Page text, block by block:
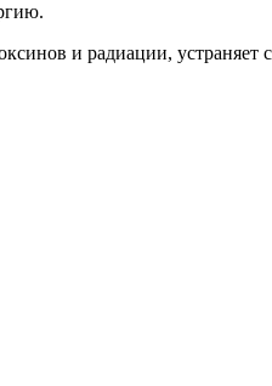
и радиации, устраняет